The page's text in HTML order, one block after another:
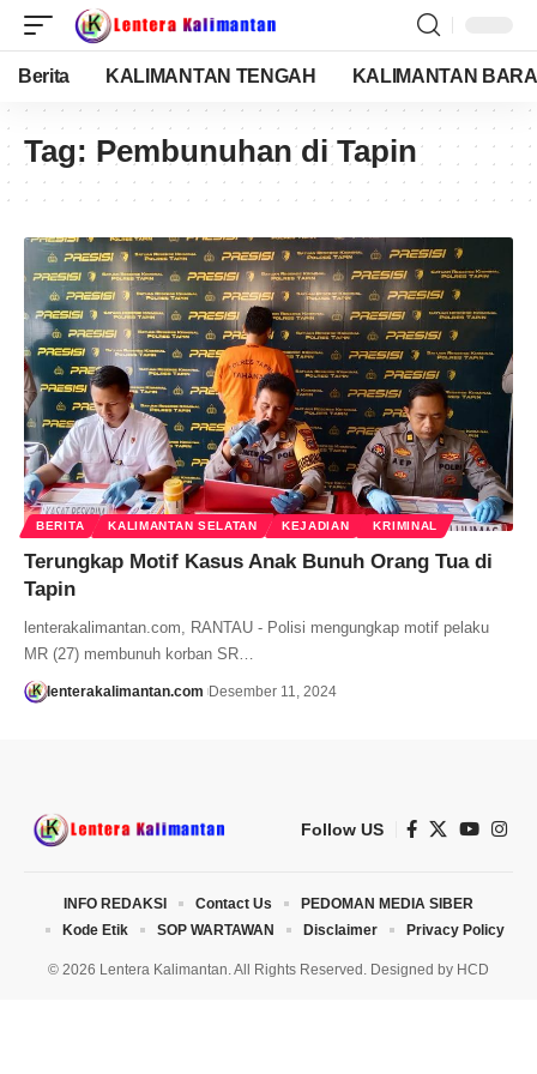
Berita KALIMANTAN TENGAH KALIMANTAN
Tag: Pembunuhan di Tapin
BERITA KALIMANTAN SELATAN KEJADIAN KRIMINAL
Terungkap Motif Kasus Anak Bunuh Orang Tua di
Tapin
lenterakalimantan.com, RANTAU - Polisi mengungkap motif pelaku
MR (27) membunuh korban SR…
lenterakalimantan.com Desember 11, 2024
Follow US
© 2026 Lentera Kalimantan. All Rights Reserved. Designed by HCD
INFO REDAKSI Contact Us
PEDOMAN MEDIA SIBER
Kode Etik
SOP WARTAWAN Disclaimer Privacy Policy